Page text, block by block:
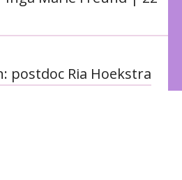
postdoc Ria Hoekstra